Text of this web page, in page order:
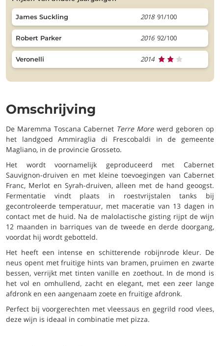
James Suckling 2018 91/100
Robert Parker 2016 92/100
Veronelli 2014
Omschrijving
De Maremma Toscana Cabernet Terre Morewerd geboren op
het landgoed Ammiraglia di Frescobaldi in de gemeente
Magliano, in de provincie Grosseto.
Het wordt voornamelijk geproduceerd met Cabernet
Sauvignon-druiven en met kleine toevoegingen van Cabernet
Franc, Merlot en Syrah-druiven, alleen met de hand geoogst.
Fermentatie vindt plaats in roestvrijstalen tanks bij
gecontroleerde temperatuur, met maceratie van 13 dagen in
contact met de huid. Na de malolactische gisting rijpt de wijn
12 maanden in barriques van de tweede en derde doorgang,
voordat hij wordt gebotteld.
Het heeft een intense en schitterende robijnrode kleur. De
neus opent met fruitige hints van bramen, pruimen en zwarte
bessen, verrijkt met tinten vanille en zoethout. In de mond is
het vol en omhullend, zacht en elegant, met een zeer lange
afdronk en een aangenaam zoete en fruitige afdronk.
Perfect bij voorgerechten met vleessaus en gegrild rood vlees,
deze wijn is ideaal in combinatie met pizza.